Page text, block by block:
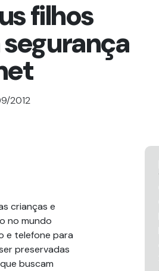
filhos
2012
crianças e
no mundo
e telefone para
preservadas
buscam